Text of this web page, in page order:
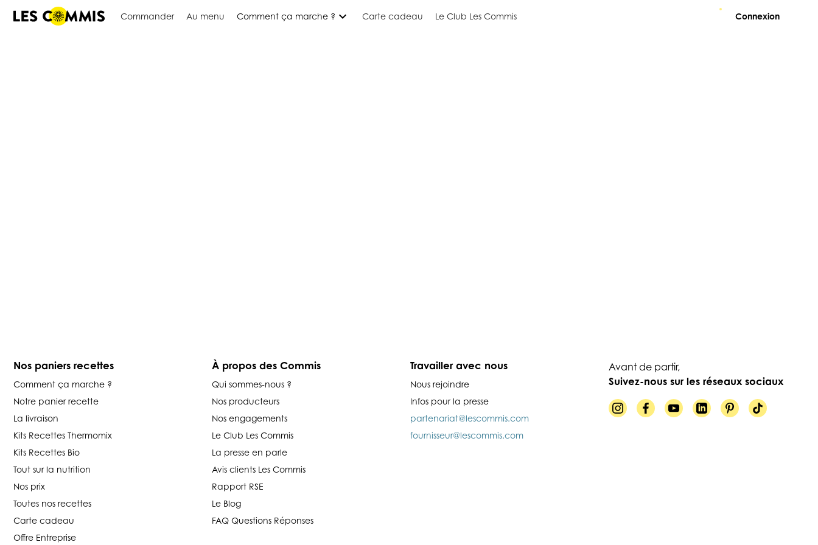
Commander Au menu Comment ça marche ? expand_more Carte cadeau Le Club Les Commis Connexion
Nos paniers recettes
Comment ça marche ?
Notre panier recette
La livraison
Kits Recettes Thermomix
Kits Recettes Bio
Tout sur la nutrition
Nos prix
Toutes nos recettes
Carte cadeau
Offre Entreprise
À propos des Commis
Qui sommes-nous ?
Nos producteurs
Nos engagements
Le Club Les Commis
La presse en parle
Avis clients Les Commis
Rapport RSE
Le Blog
FAQ Questions Réponses
Travailler avec nous
Nous rejoindre
Infos pour la presse
partenariat@lescommis.com
fournisseur@lescommis.com
Avant de partir,
Suivez-nous sur les réseaux sociaux